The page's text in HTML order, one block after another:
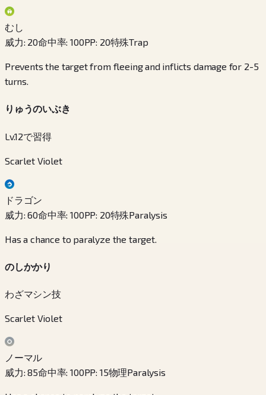
むし
威力: 20命中率:100PP: 20特殊Trap
Prevents the target from fleeing and inflicts damage for 2-5
turns.
りゅうのいぶき
Lv.12で習得
Scarlet Violet
ドラゴン
威力:60命中率:100PP: 20特殊Paralysis
Has a chance to paralyze the target.
のしかかり
わざマシン技
Scarlet Violet
ノーマル
威力:85命中率:100PP: 15物理Paralysis